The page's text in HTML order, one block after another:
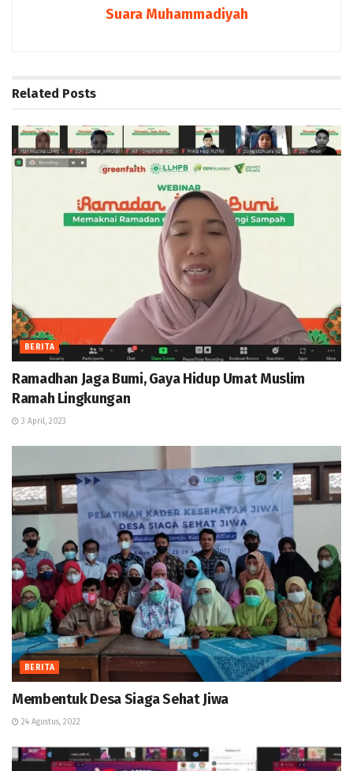
Suara Muhammadiyah
Related Posts
BERITA
Ramadhan Jaga Bumi, Gaya Hidup Umat Muslim
Ramah Lingkungan
3 April, 2023
BERITA
Membentuk Desa Siaga Sehat Jiwa
24 Agustus, 2022